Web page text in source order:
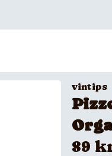
vintips
89